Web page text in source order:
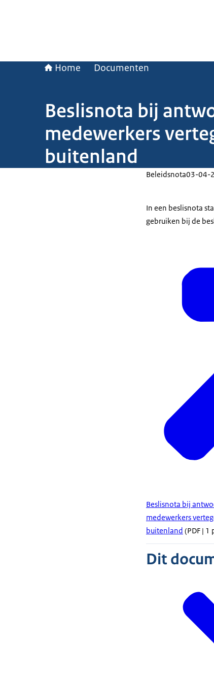
Home Documenten
Beslisnota bij
medewerkers
buitenland
Beleidsnota03-04-
In een beslisnota
gebruiken bij de
Beslisnota bij
medewerkers
buitenland (PDF | 1
Dit